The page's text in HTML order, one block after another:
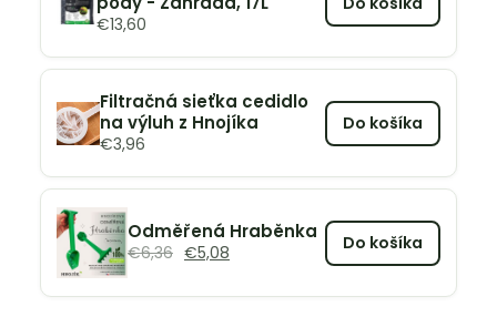
€13,60
Filtračná sieťka cedidlo
na výluh z Hnojíka
€3,96
Do košíka
Odměřená Hraběnka
€6,36 €5,08 Do košíka